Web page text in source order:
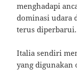
menghadapi
dominasi udara
terus diperbarui.
Italia sendiri
yang digunakan